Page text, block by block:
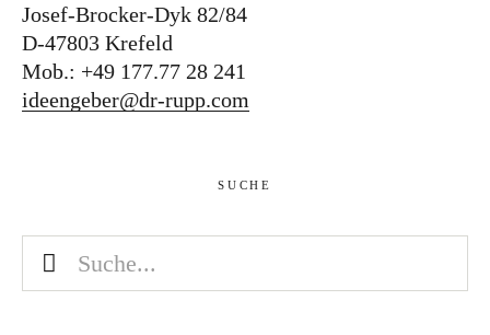
Josef-Brocker-Dyk 82/84
D-47803 Krefeld
Mob.: +49 177.77 28 241
ideengeber@dr-rupp.com
SUCHE